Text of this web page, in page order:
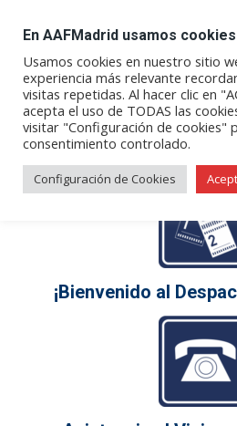
en
Despacho
¡Bienvenido al
En AAFMadrid usamos cookies
Usamos cookies en nuestro sitio
experiencia más relevante
visitas repetidas. Al hacer clic en
acepta el uso de TODAS las
visitar "Configuración de cookies"
consentimiento controlado.
Configuración de Cookies